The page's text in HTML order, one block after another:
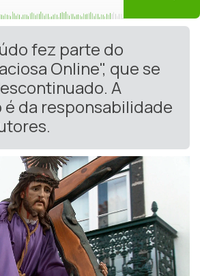
fez parte do
Online", que se
A
da responsabilidade